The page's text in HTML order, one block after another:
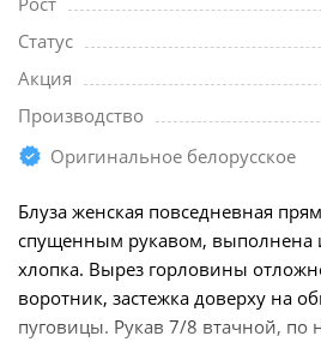
Статус
Акция
Производство
Оригинальное белорусское
Блуза женская повседневная
спущенным рукавом, выполнена
хлопка. Вырез горловины
воротник, застежка доверху на
пуговицы. Рукав 7/8 втачной, по